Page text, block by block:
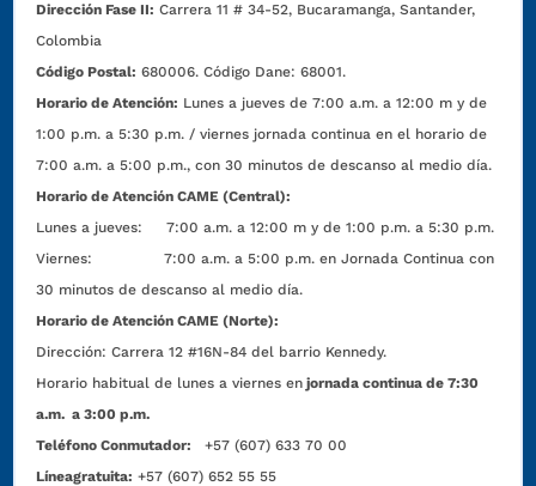
Dirección Fase II: Carrera 11 # 34-52, Bucaramanga, Santander,
Colombia
Código Postal: 680006. Código Dane: 68001.
Horario de Atención: Lunes a jueves de 7:00 a.m. a 12:00 m y de
1:00 p.m. a 5:30 p.m. / viernes jornada continua en el horario de
7:00 a.m. a 5:00 p.m., con 30 minutos de descanso al medio día.
Horario de Atención CAME (Central):
Lunes a jueves: 7:00 a.m. a 12:00 m y de 1:00 p.m. a 5:30 p.m.
Viernes: 7:00 a.m. a 5:00 p.m. en Jornada Continua con
30 minutos de descanso al medio día.
Horario de Atención CAME (Norte):
Dirección:Carrera 12 #16N-84 del barrio Kennedy.
Horario habitual de lunes a viernes en jornada continua de 7:30
a.m. a 3:00 p.m.
Teléfono Conmutador:
+57 (607) 633 70 00
Líneagratuita: +57 (607) 652 55 55